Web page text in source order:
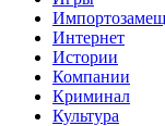
Интернет
Истории
Компании
Криминал
Культура